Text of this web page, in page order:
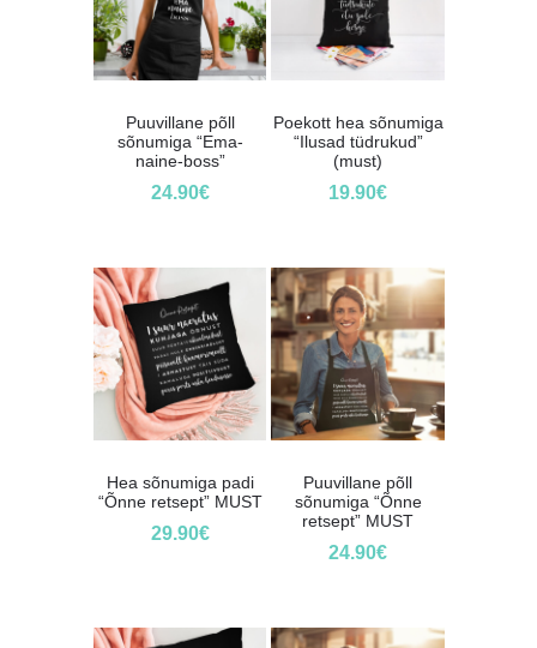
Puuvillane põll
sõnumiga “Ema-
naine-boss”
24.90€
Poekott hea sõnumiga
“Ilusad tüdrukud”
(must)
19.90€
Hea sõnumiga padi
“Õnne retsept” MUST
29.90€
Puuvillane põll
sõnumiga “Õnne
retsept” MUST
24.90€